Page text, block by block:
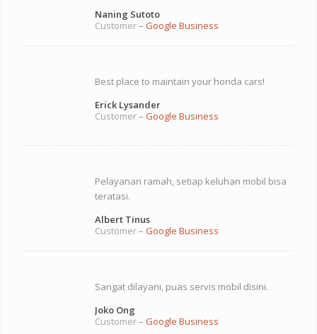
Naning Sutoto
Customer– Google Business
Best place to maintain your honda cars!
Erick Lysander
Customer– Google Business
Pelayanan ramah, setiap keluhan mobil bisa
teratasi.
Albert Tinus
Customer– Google Business
Sangat dilayani, puas servis mobil disini.
Joko Ong
Customer– Google Business